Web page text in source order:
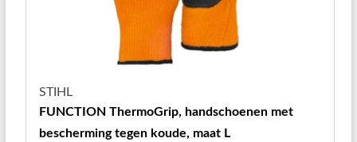
STIHL
FUNCTION ThermoGrip, handschoenen met
bescherming tegen koude, maat L